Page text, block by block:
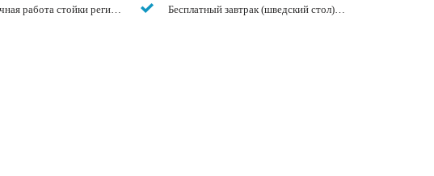
работа стойки регистрации Бесплатный завтрак (шведский стол) и бесплатный WiFi